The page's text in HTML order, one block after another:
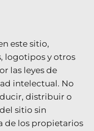
este sitio,
logotipos y otros
las leyes de
intelectual. No
distribuir o
sitio sin
de los propietarios